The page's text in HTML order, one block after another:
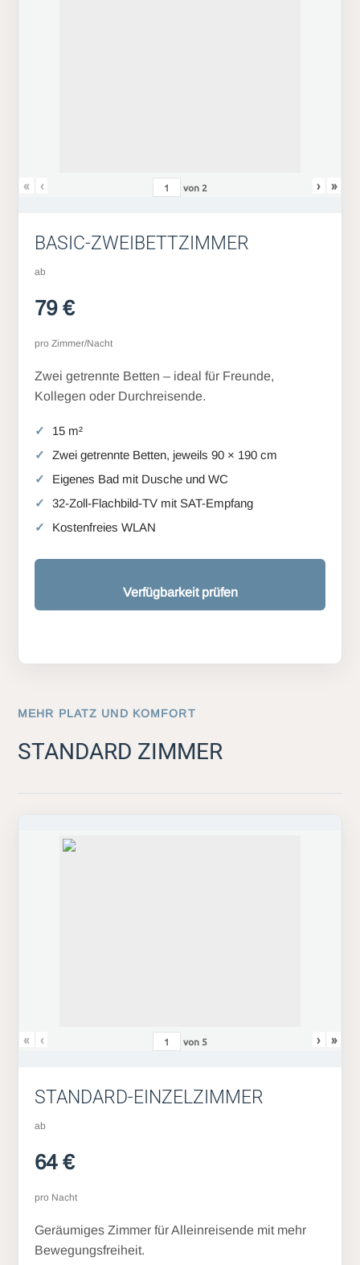
« ‹ von 2 › »
BASIC-ZWEIBETTZIMMER
ab
79 €
pro Zimmer/Nacht
Zwei getrennte Betten – ideal für Freunde,
Kollegen oder Durchreisende.
15 m²
Zwei getrennte Betten, jeweils 90 × 190 cm
Eigenes Bad mit Dusche und WC
32-Zoll-Flachbild-TV mit SAT-Empfang
Kostenfreies WLAN
Verfügbarkeit prüfen
MEHR PLATZ UND KOMFORT
STANDARD ZIMMER
« ‹ von 5 › »
STANDARD-EINZELZIMMER
ab
64 €
pro Nacht
Geräumiges Zimmer für Alleinreisende mit mehr
Bewegungsfreiheit.